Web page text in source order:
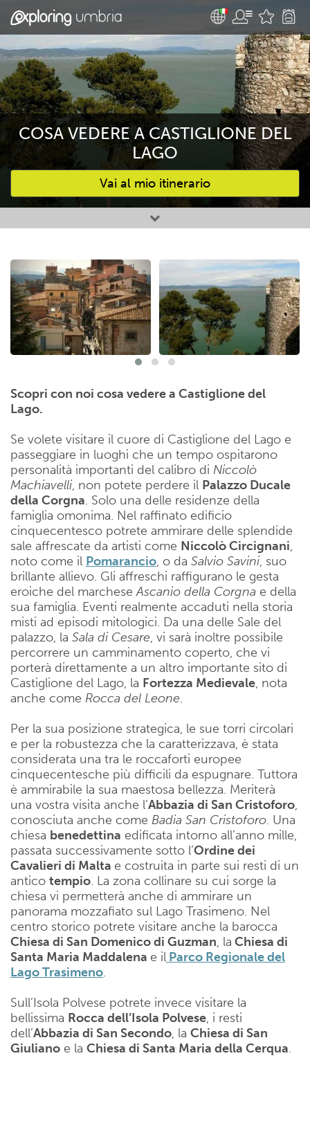
COSA VEDERE A CASTIGLIONE DEL
LAGO
Vai al mio itinerario
Attività preferite
Scopri con noi cosa vedere a Castiglione del
Lago.
Se volete visitare il cuore di Castiglione del Lago e
passeggiare in luoghi che un tempo ospitarono
personalità importanti del calibro di Niccolò
Machiavelli, non potete perdere il Palazzo Ducale
della Corgna. Solo una delle residenze della
famiglia omonima. Nel raffinato edificio
cinquecentesco potrete ammirare delle splendide
sale affrescate da artisti come Niccolò Circignani,
noto come il Pomarancio, o da Salvio Savini, suo
brillante allievo. Gli affreschi raffigurano le gesta
eroiche del marcheseAscanio della Corgna e della
sua famiglia. Eventi realmente accaduti nella storia
misti ad episodi mitologici. Da una delle Sale del
palazzo, la Sala di Cesare, vi sarà inoltre possibile
percorrere un camminamento coperto, che vi
porterà direttamente a un altro importante sito di
Castiglione del Lago, la Fortezza Medievale, nota
anche come Rocca del Leone.
Per la sua posizione strategica, le sue torri circolari
e per la robustezza che la caratterizzava, è stata
considerata una tra le roccaforti europee
cinquecentesche più difficili da espugnare. Tuttora
è ammirabile la sua maestosa bellezza. Meriterà
una vostra visita anche l’Abbazia di San Cristoforo,
conosciuta anche come Badia San Cristoforo. Una
chiesa benedettina edificata intorno all’anno mille,
passata successivamente sotto l’Ordine dei
Cavalieri di Malta e costruita in parte sui resti di un
antico tempio. La zona collinare su cui sorge la
chiesa vi permetterà anche di ammirare un
panorama mozzafiato sul Lago Trasimeno. Nel
centro storico potrete visitare anche la barocca
Chiesa di San Domenico di Guzman, la Chiesa di
Santa Maria Maddalena e il Parco Regionale del
Lago Trasimeno.
Sull’Isola Polvese potrete invece visitare la
bellissima Rocca dell’Isola Polvese, i resti
dell’Abbazia di San Secondo, la Chiesa di San
Giuliano e la Chiesa di Santa Maria della Cerqua.